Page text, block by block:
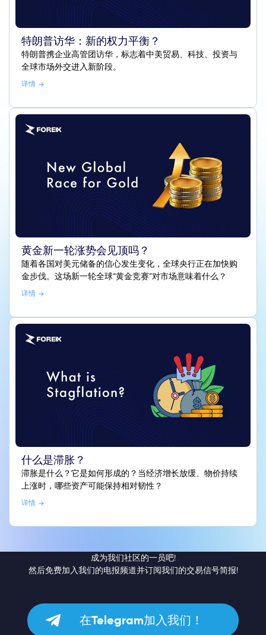
特朗普访华：新的权力平衡？
特朗普携企业高管团访华，标志着中美贸易、科技、投资与
全球市场外交进入新阶段。
详情
黄金新一轮涨势会见顶吗？
随着各国对美元储备的信心发生变化，全球央行正在加快购
金步伐。这场新一轮全球“黄金竞赛”对市场意味着什么？
详情
什么是滞胀？
滞胀是什么？它是如何形成的？当经济增长放缓、物价持续
上涨时，哪些资产可能保持相对韧性？
详情
成为我们社区的一员吧!
然后免费加入我们的电报频道并订阅我们的交易信号简报!
在Telegram加入我们！